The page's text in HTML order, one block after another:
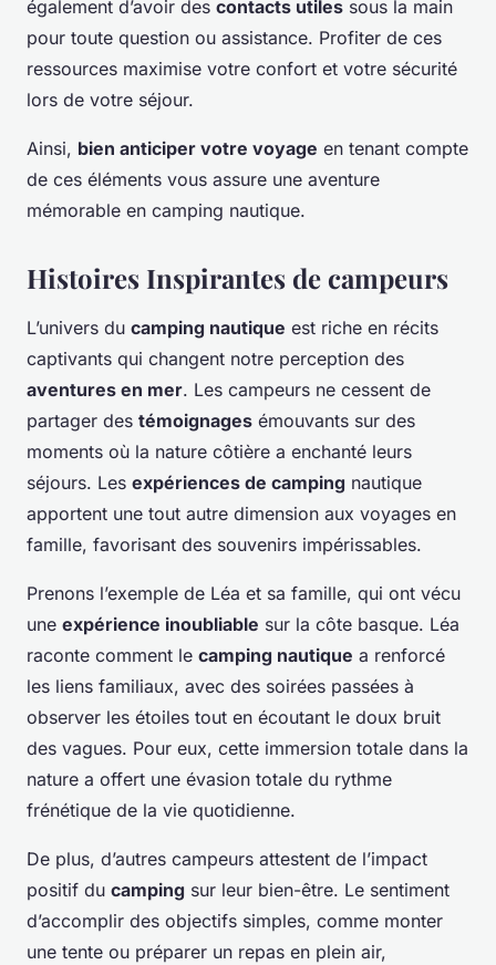
également d’avoir des contacts utiles sous la main
pour toute question ou assistance. Profiter de ces
ressources maximise votre confort et votre sécurité
lors de votre séjour.
Ainsi, bien anticiper votre voyage en tenant compte
de ces éléments vous assure une aventure
mémorable en camping nautique.
Histoires Inspirantes de campeurs
L’univers du camping nautique est riche en récits
captivants qui changent notre perception des
aventures en mer. Les campeurs ne cessent de
partager des témoignages émouvants sur des
moments où la nature côtière a enchanté leurs
séjours. Les expériences de camping nautique
apportent une tout autre dimension aux voyages en
famille, favorisant des souvenirs impérissables.
Prenons l’exemple de Léa et sa famille, qui ont vécu
une expérience inoubliable sur la côte basque. Léa
raconte comment le camping nautique a renforcé
les liens familiaux, avec des soirées passées à
observer les étoiles tout en écoutant le doux bruit
des vagues. Pour eux, cette immersion totale dans la
nature a offert une évasion totale du rythme
frénétique de la vie quotidienne.
De plus, d’autres campeurs attestent de l’impact
positif du camping sur leur bien-être. Le sentiment
d’accomplir des objectifs simples, comme monter
une tente ou préparer un repas en plein air,